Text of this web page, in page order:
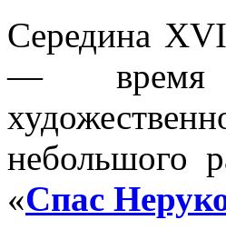
Середина
— время
небольшого
«Спас